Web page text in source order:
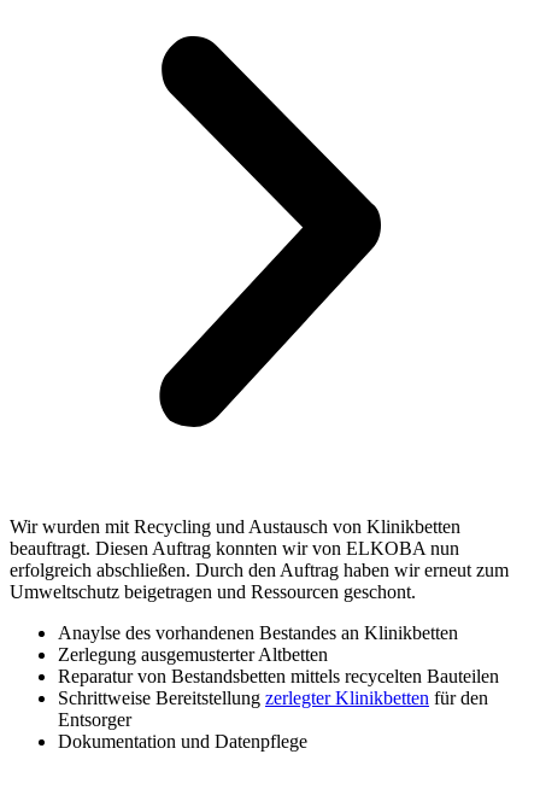
Wir wurden mit Recycling und Austausch von Klinikbetten
beauftragt. Diesen Auftrag konnten wir von ELKOBA nun
erfolgreich abschließen. Durch den Auftrag haben wir erneut zum
Umweltschutz beigetragen und Ressourcen geschont.
Anaylse des vorhandenen Bestandes an Klinikbetten
Zerlegung ausgemusterter Altbetten
Reparatur von Bestandsbetten mittels recycelten Bauteilen
Schrittweise Bereitstellung zerlegter Klinikbetten für den
Entsorger
Dokumentation und Datenpflege